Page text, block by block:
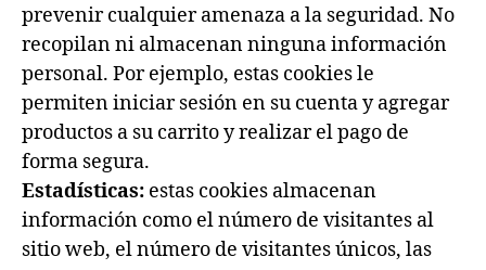
prevenir cualquier amenaza a la seguridad. No
recopilan ni almacenan ninguna información
personal. Por ejemplo, estas cookies le
permiten iniciar sesión en su cuenta y agregar
productos a su carrito y realizar el pago de
forma segura.
Estadísticas: estas cookies almacenan
información como el número de visitantes al
sitio web, el número de visitantes únicos, las